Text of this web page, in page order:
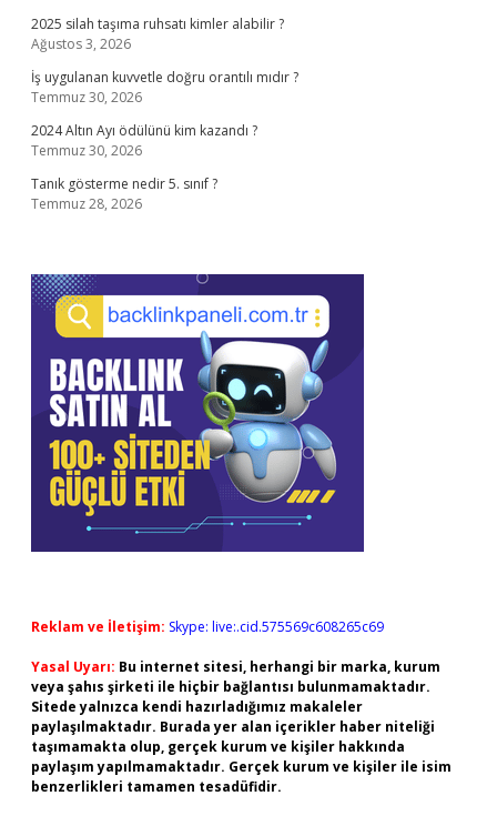
2025 silah taşıma ruhsatı kimler alabilir ?
Ağustos 3, 2026
İş uygulanan kuvvetle doğru orantılı mıdır ?
Temmuz 30, 2026
2024 Altın Ayı ödülünü kim kazandı ?
Temmuz 30, 2026
Tanık gösterme nedir 5. sınıf ?
Temmuz 28, 2026
Reklam ve İletişim: Skype: live:.cid.575569c608265c69
Yasal Uyarı: Bu internet sitesi, herhangi bir marka, kurum
veya şahıs şirketi ile hiçbir bağlantısı bulunmamaktadır.
Sitede yalnızca kendi hazırladığımız makaleler
paylaşılmaktadır. Burada yer alan içerikler haber niteliği
taşımamakta olup, gerçek kurum ve kişiler hakkında
paylaşım yapılmamaktadır. Gerçek kurum ve kişiler ile isim
benzerlikleri tamamen tesadüfidir.